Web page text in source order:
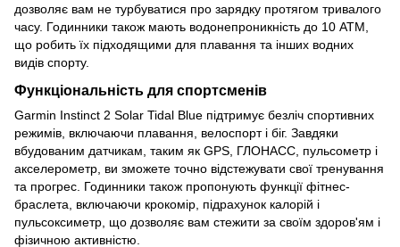
дозволяє вам не турбуватися про зарядку протягом тривалого
часу. Годинники також мають водонепроникність до 10 ATM,
що робить їх підходящими для плавання та інших водних
видів спорту.
Функціональність для спортсменів
Garmin Instinct 2 Solar Tidal Blue підтримує безліч спортивних
режимів, включаючи плавання, велоспорт і біг. Завдяки
вбудованим датчикам, таким як GPS, ГЛОНАСС, пульсометр і
акселерометр, ви зможете точно відстежувати свої тренування
та прогрес. Годинники також пропонують функції фітнес-
браслета, включаючи крокомір, підрахунок калорій і
пульсоксиметр, що дозволяє вам стежити за своїм здоров'ям і
фізичною активністю.